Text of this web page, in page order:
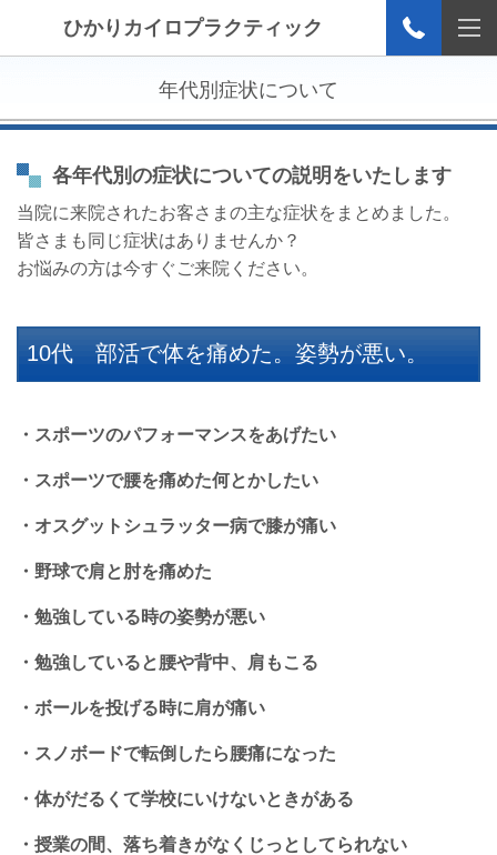
ひかりカイロプラクティック
年代別症状について
各年代別の症状についての説明をいたします
当院に来院されたお客さまの主な症状をまとめました。
皆さまも同じ症状はありませんか？
お悩みの方は今すぐご来院ください。
10代 部活で体を痛めた。姿勢が悪い。
・スポーツのパフォーマンスをあげたい
・スポーツで腰を痛めた何とかしたい
・オスグットシュラッター病で膝が痛い
・野球で肩と肘を痛めた
・勉強している時の姿勢が悪い
・勉強していると腰や背中、肩もこる
・ボールを投げる時に肩が痛い
・スノボードで転倒したら腰痛になった
・体がだるくて学校にいけないときがある
・授業の間、落ち着きがなくじっとしてられない